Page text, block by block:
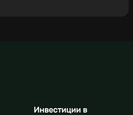
Инвестиции в